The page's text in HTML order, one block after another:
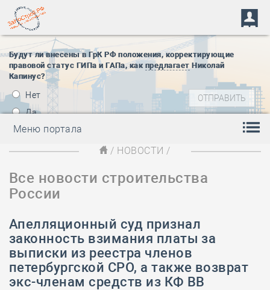
Будут ли внесены в ГрК РФ положения, корректирующие
правовой статус ГИПа и ГАПа, как предлагает Николай
Капинус?
Нет
Да
Меню портала
/ НОВОСТИ /
Все новости строительства
России
Апелляционный суд признал
законность взимания платы за
выписки из реестра членов
петербургской СРО, а также возврат
экс-членам средств из КФ ВВ